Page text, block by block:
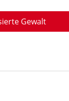
Gewalt